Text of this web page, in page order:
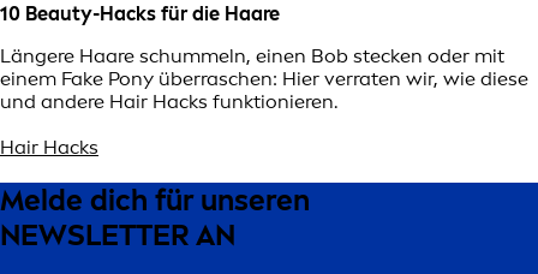
10 Beauty-Hacks für die Haare
Längere Haare schummeln, einen Bob stecken oder mit
einem Fake Pony überraschen: Hier verraten wir, wie diese
und andere Hair Hacks funktionieren.
Hair Hacks
Melde dich für unseren
NEWSLETTER AN